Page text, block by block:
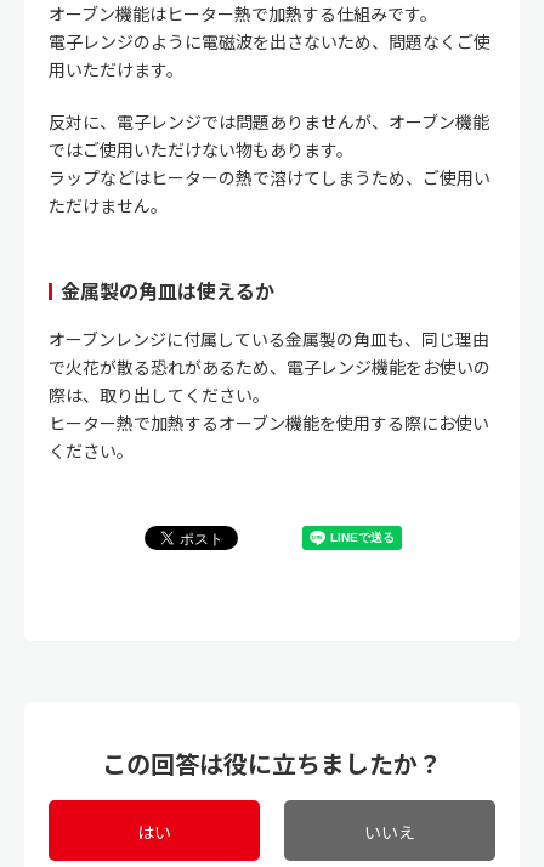
オーブン機能はヒーター熱で加熱する仕組みです。
電子レンジのように電磁波を出さないため、問題なくご使
用いただけます。
反対に、電子レンジでは問題ありませんが、オーブン機能
ではご使用いただけない物もあります。
ラップなどはヒーターの熱で溶けてしまうため、ご使用い
ただけません。
金属製の角皿は使えるか
オーブンレンジに付属している金属製の角皿も、同じ理由
で火花が散る恐れがあるため、電子レンジ機能をお使いの
際は、取り出してください。
ヒーター熱で加熱するオーブン機能を使用する際にお使い
ください。
この回答は役に立ちましたか？
はい いいえ